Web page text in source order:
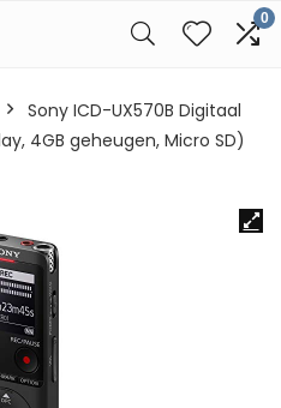
0
Sony ICD-UX570B Digitaal
4GB geheugen, Micro SD)